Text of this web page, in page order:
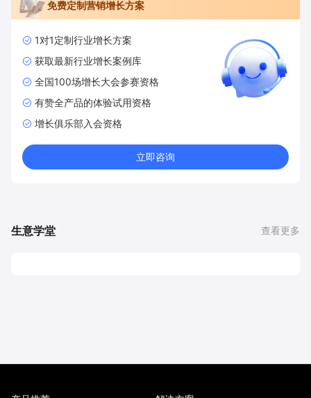
免费定制营销增长方案
1对1定制行业增长方案
获取最新行业增长案例库
全国100场增长大会参赛资格
有赞全产品的体验试用资格
增长俱乐部入会资格
立即咨询
生意学堂 查看更多